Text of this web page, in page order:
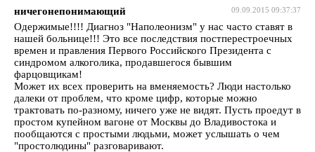
09.09.2015 09:37:37
ничегонепонимающий
Одержимые!!!! Диагноз "Наполеонизм" у нас часто ставят в
нашей больнице!!! Это все последствия постперестроечных
времен и правления Первого Российского Президента с
синдромом алкоголика, продавшегося бывшим
фарцовщикам!
Может их всех проверить на вменяемость? Люди настолько
далеки от проблем, что кроме цифр, которые можно
трактовать по-разному, ничего уже не видят. Пусть проедут в
простом купейном вагоне от Москвы до Владивостока и
пообщаются с простыми людьми, может услышать о чем
"простолюдины" разговаривают.